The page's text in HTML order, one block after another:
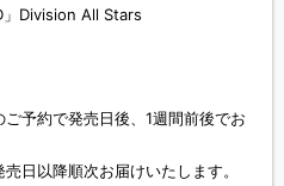
」Division All Stars
予約で発売日後、1週間前後でお
日以降順次お届けいたします。